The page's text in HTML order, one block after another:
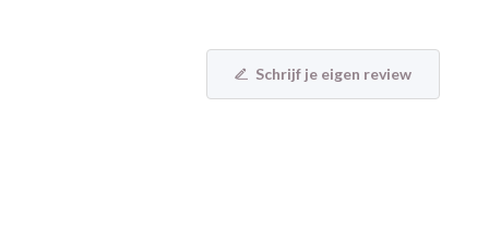
Schrijf je eigen review